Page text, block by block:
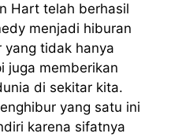
Hart telah berhasil
menjadi hiburan
yang tidak hanya
juga memberikan
di sekitar kita.
yang satu ini
karena sifatnya